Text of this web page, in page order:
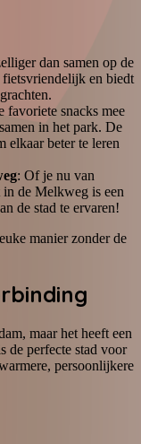
dan samen op de
fietsvriendelijk en biedt
favoriete snacks mee
in het park. De
elkaar beter te leren
: Of je nu van
de Melkweg is een
de stad te ervaren!
manier zonder de
maar het heeft een
de perfecte stad voor
persoonlijkere